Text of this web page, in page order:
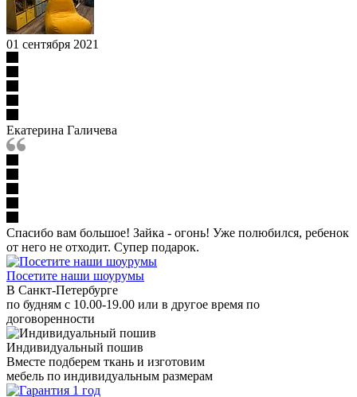
01 сентября 2021
Екатерина Галичева
Спасибо вам большое! Зайка - огонь! Уже полюбился, ребенок
от него не отходит. Супер подарок.
Посетите наши шоурумы
В Санкт-Петербурге
по будням с 10.00-19.00 или в другое время по
договоренности
Индивидуальный пошив
Вместе подберем ткань и изготовим
мебель по индивидуальным размерам